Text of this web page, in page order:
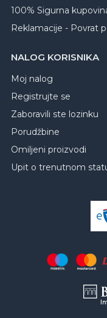
100% Sigurna
Reklamacije - Povrat
NALOG KORISNIKA
Moj nalog
Registrujte se
Zaboravili ste lozinku
Porudžbine
Omiljeni proizvodi
Upit o trenutnom